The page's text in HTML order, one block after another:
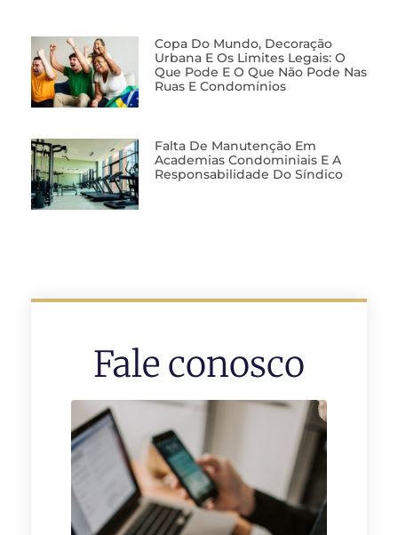
Copa Do Mundo, Decoração
Urbana E Os Limites Legais: O
Que Pode E O Que Não Pode Nas
Ruas E Condomínios
Falta De Manutenção Em
Academias Condominiais E A
Responsabilidade Do Síndico
Fale conosco